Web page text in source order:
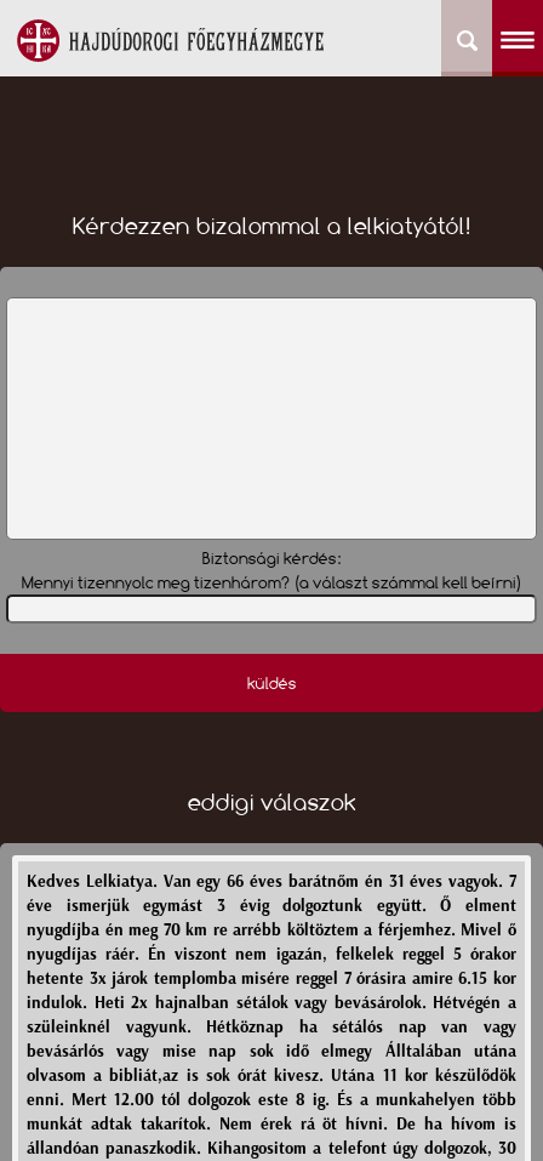
Kérdezzen bizalommal a lelkiatyától!
Biztonsági kérdés:
Mennyi tizennyolc meg tizenhárom? (a választ számmal kell beírni)
küldés
eddigi válaszok
Kedves Lelkiatya. Van egy 66 éves barátnőm én 31 éves vagyok. 7
éve ismerjük egymást 3 évig dolgoztunk együtt. Ő elment
nyugdíjba én meg 70 km re arrébb költöztem a férjemhez. Mivel ő
nyugdíjas ráér. Én viszont nem igazán, felkelek reggel 5 órakor
hetente 3x járok templomba misére reggel 7 órásira amire 6.15 kor
indulok. Heti 2x hajnalban sétálok vagy bevásárolok. Hétvégén a
szüleinknél vagyunk. Hétköznap ha sétálós nap van vagy
bevásárlós vagy mise nap sok idő elmegy Álltalában utána
olvasom a bibliát,az is sok órát kivesz. Utána 11 kor készülődök
enni. Mert 12.00 tól dolgozok este 8 ig. És a munkahelyen több
munkát adtak takarítok. Nem érek rá öt hívni. De ha hívom is
állandóan panaszkodik. Kihangositom a telefont úgy dolgozok, 30